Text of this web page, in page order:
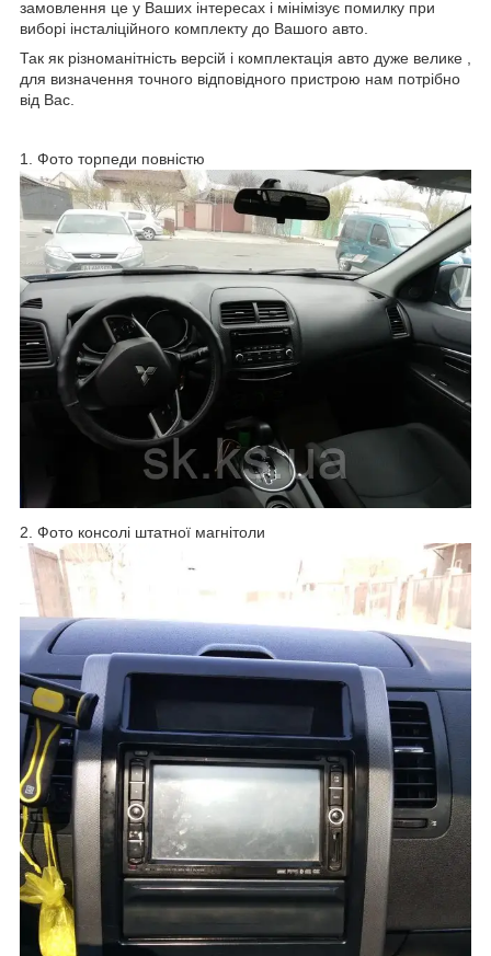
замовлення це у Ваших інтересах і мінімізує помилку при
виборі інсталіційного комплекту до Вашого авто.
Так як різноманітність версій і комплектація авто дуже велике ,
для визначення точного відповідного пристрою нам потрібно
від Вас.
1. Фото торпеди повністю
2. Фото консолі штатної магнітоли